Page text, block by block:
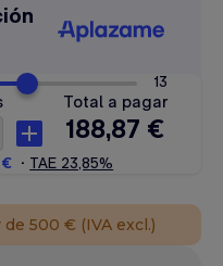
500 € (IVA excl.)